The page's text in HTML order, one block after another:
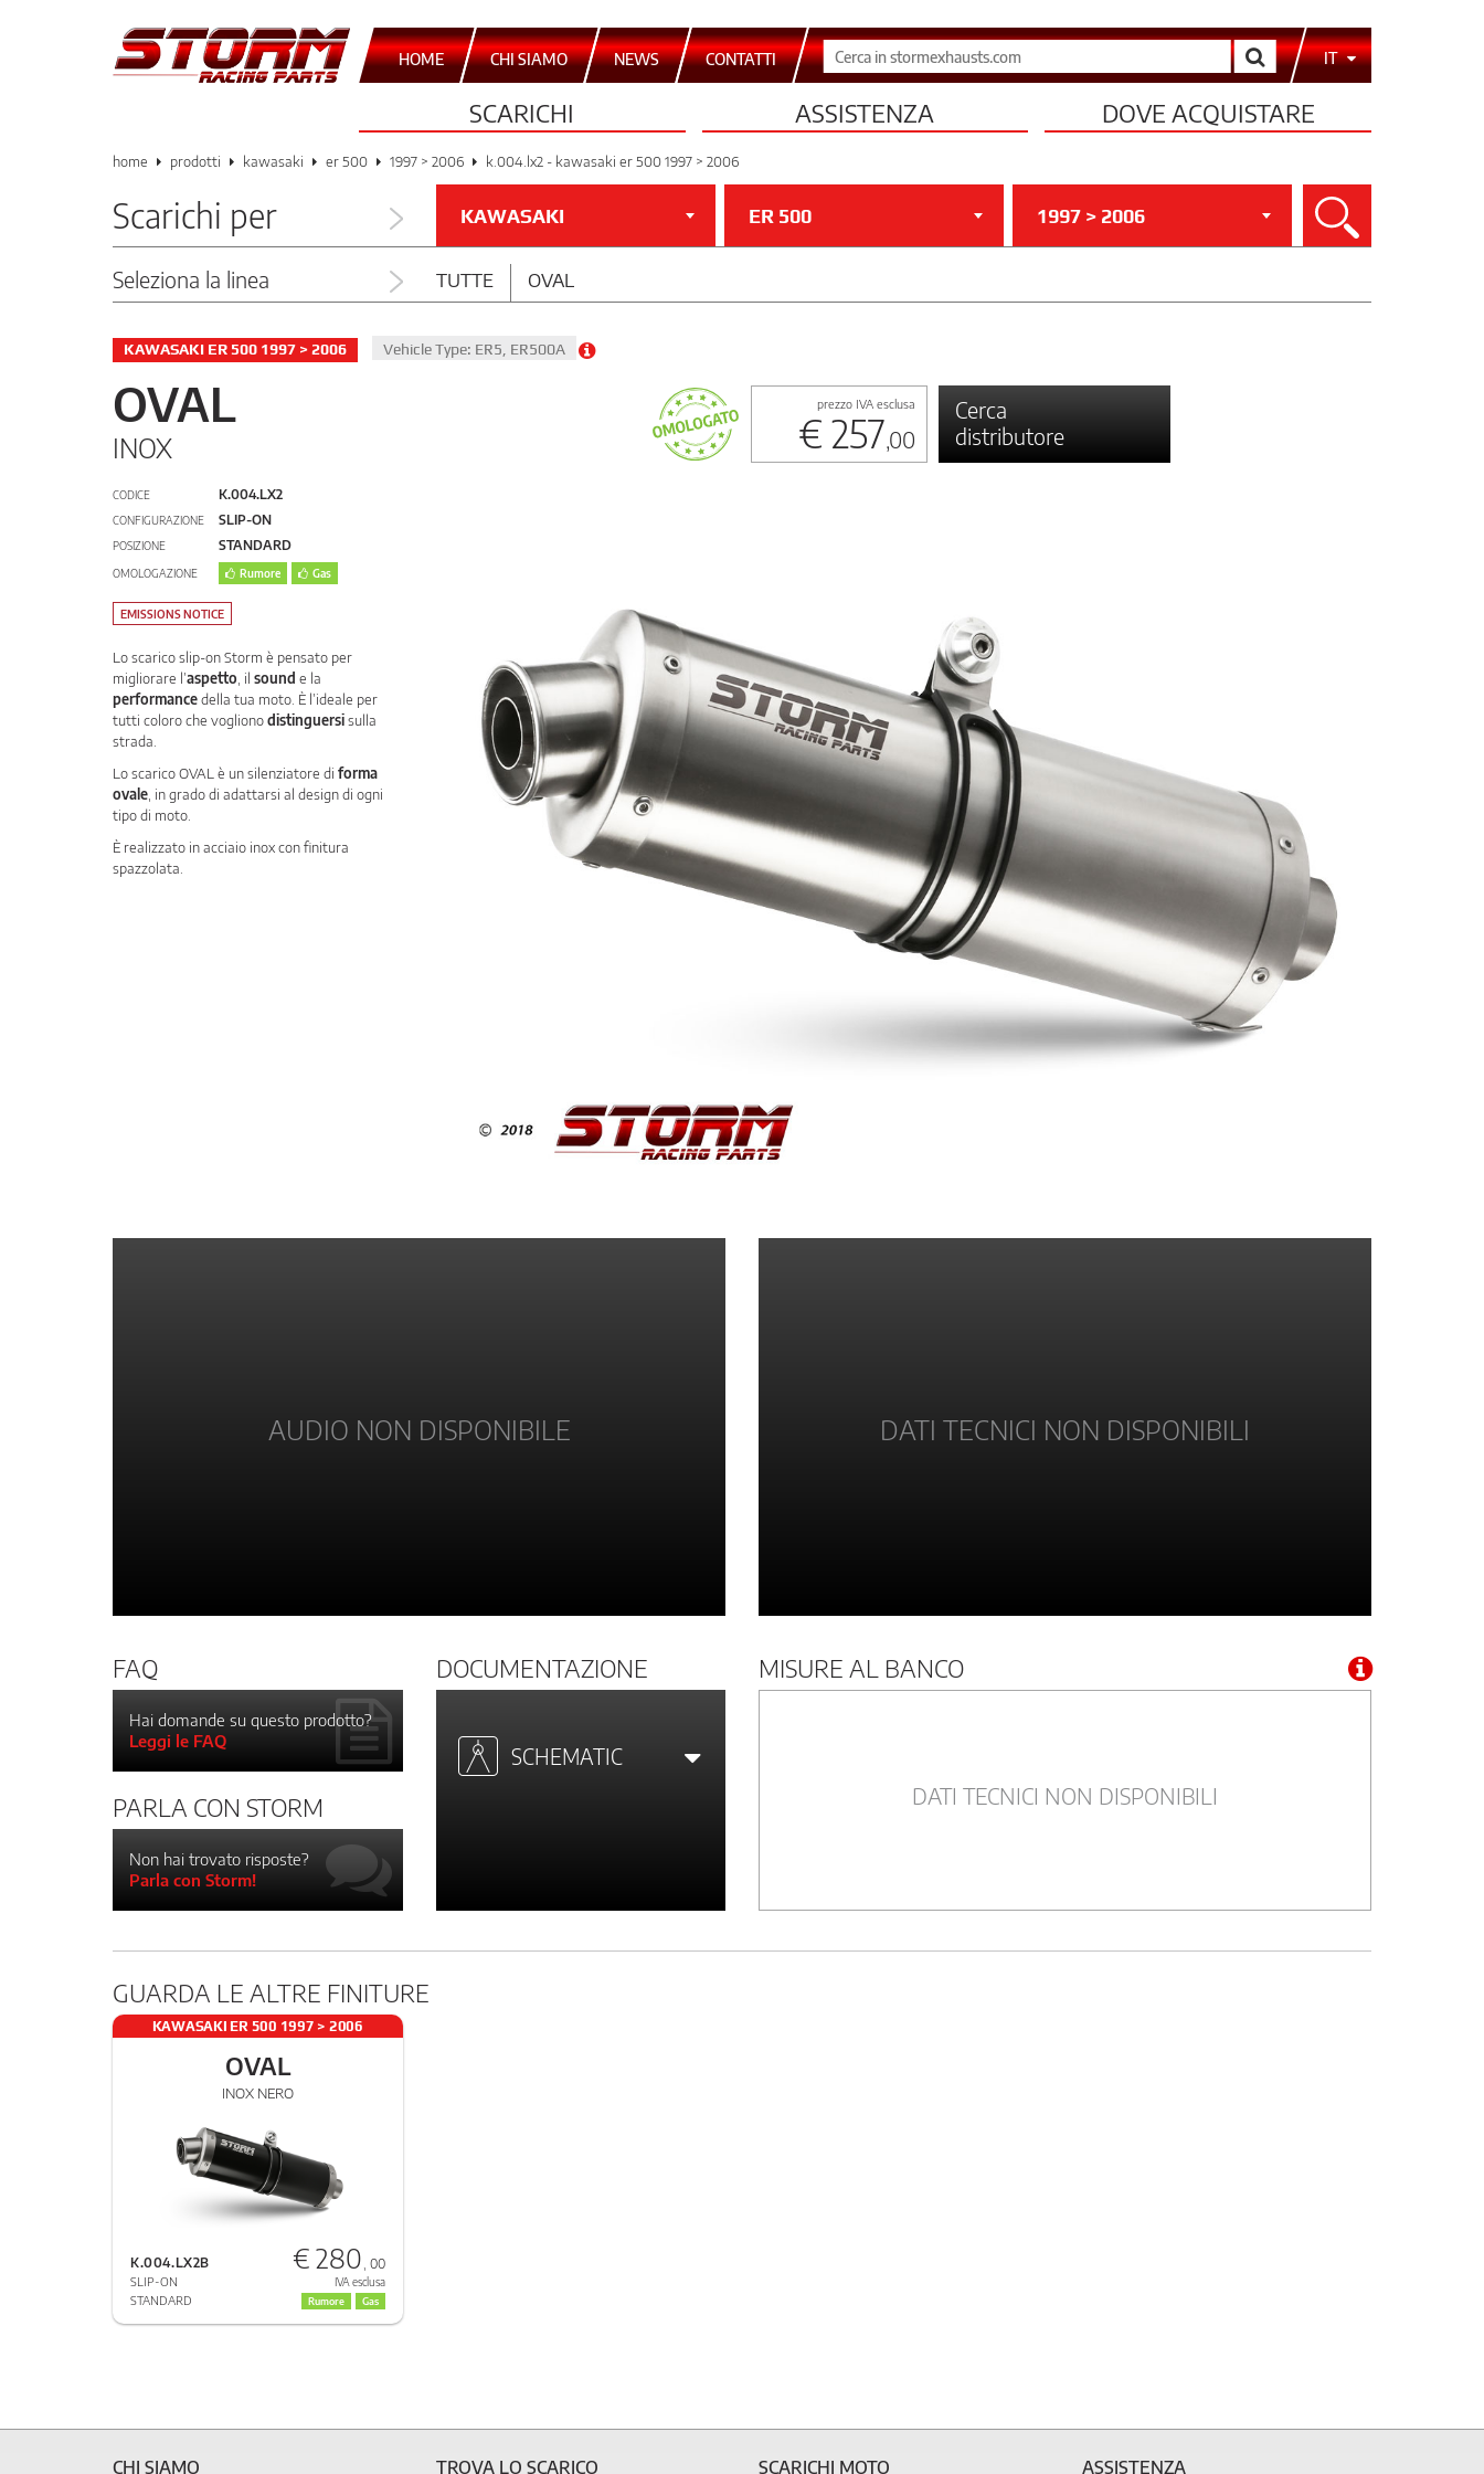
HOME CHI SIAMO NEWS CONTATTI Cerca IT
SCARICHI ASSISTENZA DOVE ACQUISTARE
home prodotti kawasaki er 500 1997 > 2006 k.004.lx2 - kawasaki er 500 1997 > 2006
Scarichi per KAWASAKI ER 500 1997 > 2006 Cerca
Seleziona la linea TUTTE OVAL
KAWASAKI ER 500 1997 > 2006 Vehicle Type: ER5, ER500A
OVAL
INOX
prezzo IVA esclusa
€ 257,00
Cerca
distributore
CODICE K.004.LX2
CONFIGURAZIONE SLIP-ON
POSIZIONE STANDARD
OMOLOGAZIONE Rumore Gas
EMISSIONS NOTICE
Lo scarico slip-on Storm è pensato per
migliorare l’aspetto , il sound e la
performancedella tua moto. È l’ideale per
tutti coloro che voglionodistinguersisulla
strada.
Lo scarico OVAL è un silenziatore di forma
ovale , in grado di adattarsi al design di ogni
tipo di moto.
È realizzato in acciaio inox con finitura
spazzolata.
AUDIO NON DISPONIBILE DATI TECNICI NON DISPONIBILI
FAQ
Hai domande su questo prodotto?
Leggi le FAQ
PARLA CON STORM
Non hai trovato risposte?
Parla con Storm!
DOCUMENTAZIONE
SCHEMATIC
MISURE AL BANCO
DATI TECNICI NON DISPONIBILI
GUARDA LE ALTRE FINITURE
KAWASAKI ER 500 1997 > 2006
OVAL
INOX NERO
K.004.LX2B
SLIP-ON
STANDARD
€ 280 , 00
IVA esclusa
Rumore Gas
CHI SIAMO TROVA LO SCARICO SCARICHI MOTO ASSISTENZA